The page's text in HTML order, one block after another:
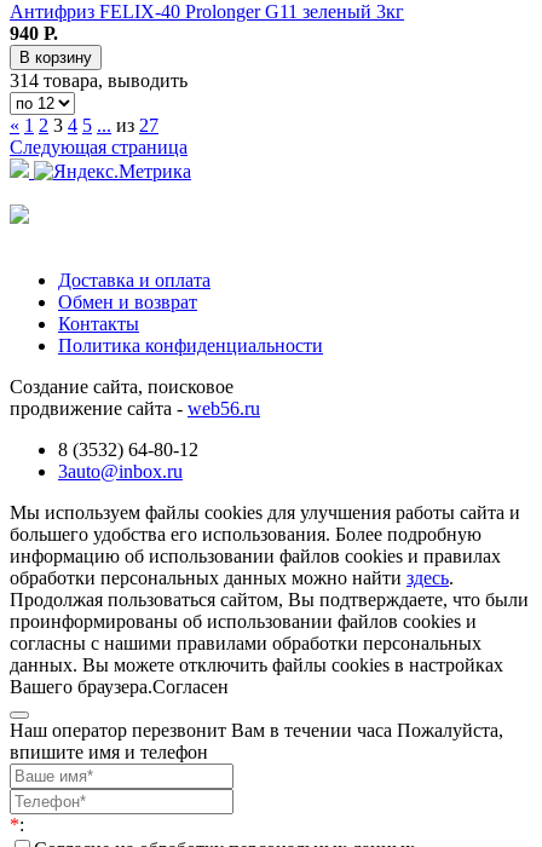
Антифриз FELIX-40 Prolonger G11 зеленый 3кг
940 Р.
В корзину
314 товара, выводить
« 1 2 3 4 5 ... из 27
Следующая страница
Доставка и оплата
Обмен и возврат
Контакты
Политика конфиденциальности
Создание сайта, поисковое
продвижение сайта - web56.ru
8 (3532) 64-80-12
3auto@inbox.ru
Мы используем файлы cookies для улучшения работы сайта и
большего удобства его использования. Более подробную
информацию об использовании файлов cookies и правилах
обработки персональных данных можно найти здесь.
Продолжая пользоваться сайтом, Вы подтверждаете, что были
проинформированы об использовании файлов cookies и
согласны с нашими правилами обработки персональных
данных. Вы можете отключить файлы cookies в настройках
Вашего браузера.Согласен
Наш оператор перезвонит Вам в течении часа Пожалуйста,
впишите имя и телефон
*: